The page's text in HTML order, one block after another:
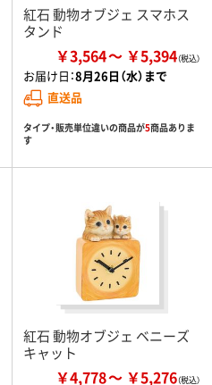
紅石 動物オブジェ スマホス
タンド
￥3,564 ￥5,394
お届け日：8月26日（水）まで
直送品
タイプ・販売単位違いの商品が5商品ありま
す
紅石 動物オブジェ ベニーズ
キャット
￥4,778 ￥5,276